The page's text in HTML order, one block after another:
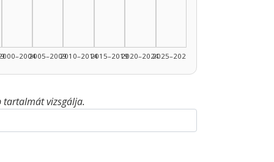
2005–20092010–20142015–20192020–20242025–2026
tartalmát vizsgálja.